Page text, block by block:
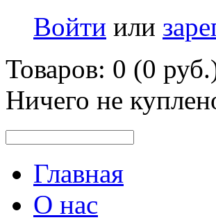
Войти или
Товаров: 0 (0
Ничего не
Главная
О нас